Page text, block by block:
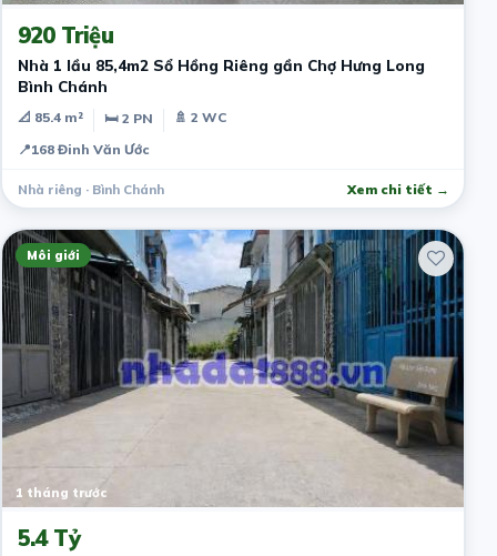
920 Triệu
Nhà 1 lầu 85,4m2 Sổ Hồng Riêng gần Chợ Hưng Long
Bình Chánh
📐 85.4 m² 🛏 2 PN
🚿 2 WC
📍168 Đinh Văn Ước
Nhà riêng · Bình Chánh Xem chi tiết →
Môi giới
1 tháng trước
5.4 Tỷ